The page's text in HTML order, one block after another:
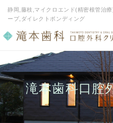
静岡,藤枝,マイクロエンド(精密根管治
ープ,ダイレクトボンディング
滝本歯科口腔